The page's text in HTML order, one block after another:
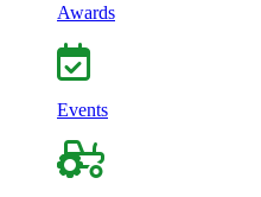
Awards
Events